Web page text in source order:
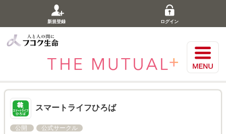
新規登録 ログイン
スマートライフひろば
公開 公式サークル